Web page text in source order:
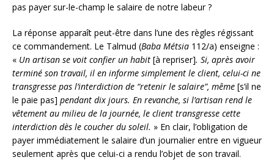
pas payer sur-le-champ le salaire de notre labeur ?
La réponse apparaît peut-être dans l’une des règles régissant
ce commandement. Le Talmud (Baba Métsia 112/a) enseigne :
« Un artisan se voit confier un habit [à repriser]. Si, après avoir
terminé son travail, il en informe simplement le client, celui-ci ne
transgresse pas l’interdiction de “retenir le salaire”, même [s’il ne
le paie pas] pendant dix jours. En revanche, si l’artisan rend le
vêtement au milieu de la journée, le client transgresse cette
interdiction dès le coucher du soleil. » En clair, l’obligation de
payer immédiatement le salaire d’un journalier entre en vigueur
seulement après que celui-ci a rendu l’objet de son travail.